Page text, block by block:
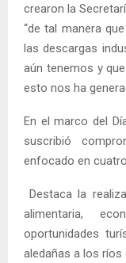
crearon la
“de tal manera
las descargas
aún tenemos y
esto nos ha
En el marco del
suscribió
enfocado en
Destaca la
alimentaria,
oportunidades
aledañas a los ríos